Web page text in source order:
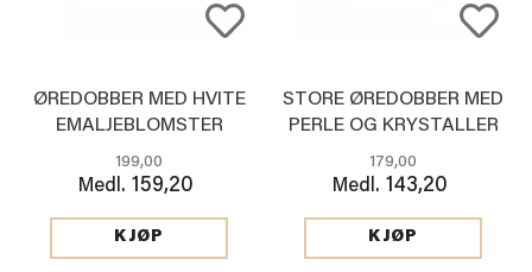
ØREDOBBER MED HVITE
EMALJEBLOMSTER
199,00
Medl. 159,20
KJØP
STORE ØREDOBBER MED
PERLE OG KRYSTALLER
179,00
Medl. 143,20
KJØP